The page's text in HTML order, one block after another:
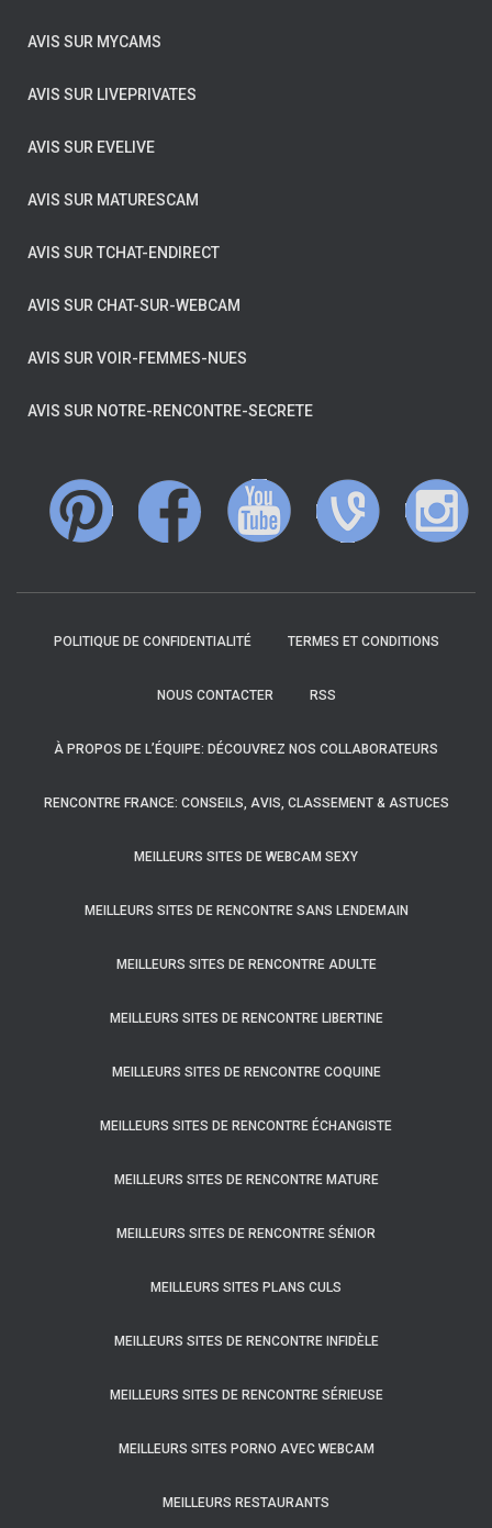
AVIS SUR MYCAMS
AVIS SUR LIVEPRIVATES
AVIS SUR EVELIVE
AVIS SUR MATURESCAM
AVIS SUR TCHAT-ENDIRECT
AVIS SUR CHAT-SUR-WEBCAM
AVIS SUR VOIR-FEMMES-NUES
AVIS SUR NOTRE-RENCONTRE-SECRETE
POLITIQUE DE CONFIDENTIALITÉ TERMES ET CONDITIONS
NOUS CONTACTER RSS
À PROPOS DE L’ÉQUIPE: DÉCOUVREZ NOS COLLABORATEURS
RENCONTRE FRANCE: CONSEILS, AVIS, CLASSEMENT & ASTUCES
MEILLEURS SITES DE WEBCAM SEXY
MEILLEURS SITES DE RENCONTRE SANS LENDEMAIN
MEILLEURS SITES DE RENCONTRE ADULTE
MEILLEURS SITES DE RENCONTRE LIBERTINE
MEILLEURS SITES DE RENCONTRE COQUINE
MEILLEURS SITES DE RENCONTRE ÉCHANGISTE
MEILLEURS SITES DE RENCONTRE MATURE
MEILLEURS SITES DE RENCONTRE SÉNIOR
MEILLEURS SITES PLANS CULS
MEILLEURS SITES DE RENCONTRE INFIDÈLE
MEILLEURS SITES DE RENCONTRE SÉRIEUSE
MEILLEURS SITES PORNO AVEC WEBCAM
MEILLEURS RESTAURANTS